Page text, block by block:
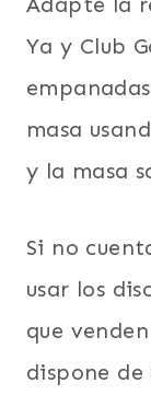
Ya y Club
masa
y la masa
Si no
usar los
que
dispone